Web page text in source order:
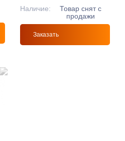
Наличие:
Товар снят с
продажи
Заказать